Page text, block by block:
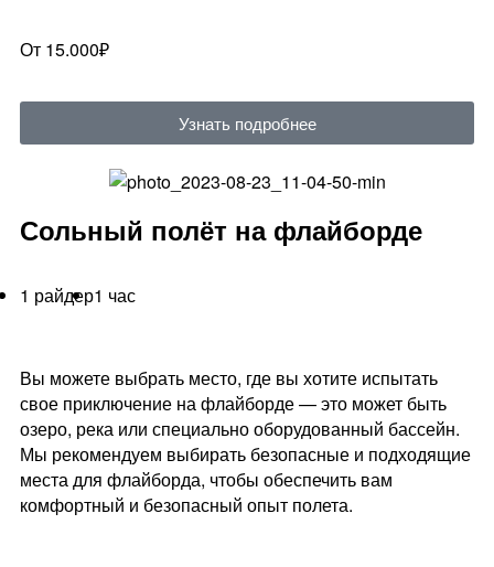
От 15.000₽
Узнать подробнее
Сольный полёт на флайборде
1 райдер1 час
Вы можете выбрать место, где вы хотите испытать
свое приключение на флайборде — это может быть
озеро, река или специально оборудованный бассейн.
Мы рекомендуем выбирать безопасные и подходящие
места для флайборда, чтобы обеспечить вам
комфортный и безопасный опыт полета.